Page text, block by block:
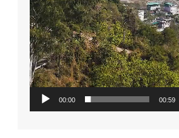
00:00 00:59